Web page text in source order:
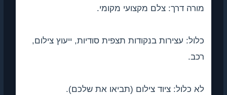
דרך: צלם מקצועי מקומי.
עצירות בנקודות תצפית סודיות, ייעוץ צילום,
כלול: ציוד צילום (תביאו את שלכם).